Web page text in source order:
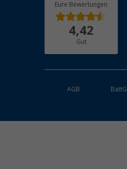
Eure Bewertungen
4,42
Gut
08.08.2026
Sehr schöner Teppich,alles gut gelaufen
AGB BattG